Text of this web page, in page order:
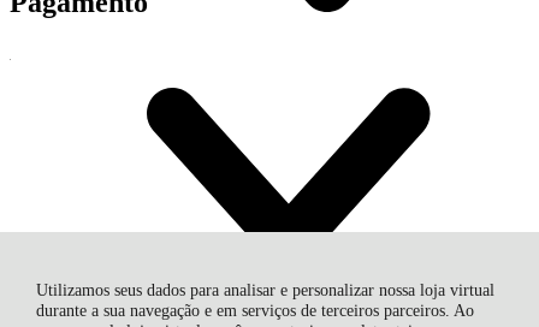
Utilizamos seus dados para analisar e personalizar nossa loja virtual
durante a sua navegação e em serviços de terceiros parceiros. Ao
Entregamos Em Todo Brasil